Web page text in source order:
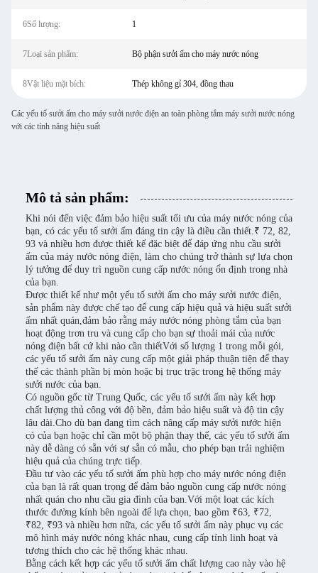
6Số lượng: 1
7Loại sản phẩm: Bộ phận sưởi ấm cho máy nước nóng
8Vật liệu mặt bích: Thép không gỉ 304, đồng thau
Các yếu tố sưởi ấm cho máy sưởi nước điện an toàn phòng tắm máy sưởi nước nóng
với các tính năng hiệu suất
Mô tả sản phẩm:
Khi nói đến việc đảm bảo hiệu suất tối ưu của máy nước nóng của
bạn, có các yếu tố sưởi ấm đáng tin cậy là điều cần thiết.₹ 72, 82,
93 và nhiều hơn được thiết kế đặc biệt để đáp ứng nhu cầu sưởi
ấm của máy nước nóng điện, làm cho chúng trở thành sự lựa chọn
lý tưởng để duy trì nguồn cung cấp nước nóng ổn định trong nhà
của bạn.
Được thiết kế như một yếu tố sưởi ấm cho máy sưởi nước điện,
sản phẩm này được chế tạo để cung cấp hiệu quả và hiệu suất sưởi
ấm nhất quán,đảm bảo rằng máy nước nóng phòng tắm của bạn
hoạt động trơn tru và cung cấp cho bạn sự thoải mái của nước
nóng điện bất cứ khi nào cần thiếtVới số lượng 1 trong mỗi gói,
các yếu tố sưởi ấm này cung cấp một giải pháp thuận tiện để thay
thế các thành phần bị mòn hoặc bị trục trặc trong hệ thống máy
sưởi nước của bạn.
Có nguồn gốc từ Trung Quốc, các yếu tố sưởi ấm này kết hợp
chất lượng thủ công với độ bền, đảm bảo hiệu suất và độ tin cậy
lâu dài.Cho dù bạn đang tìm cách nâng cấp máy sưởi nước hiện
có của bạn hoặc chỉ cần một bộ phận thay thế, các yếu tố sưởi ấm
này dễ dàng có sẵn với sự sẵn có mẫu, cho phép bạn trải nghiệm
hiệu quả của chúng trực tiếp.
Đầu tư vào các yếu tố sưởi ấm phù hợp cho máy nước nóng điện
của bạn là rất quan trọng để đảm bảo nguồn cung cấp nước nóng
nhất quán cho nhu cầu gia đình của bạn.Với một loạt các kích
thước đường kính bên ngoài để lựa chọn, bao gồm ₹63, ₹72,
₹82, ₹93 và nhiều hơn nữa, các yếu tố sưởi ấm này phục vụ các
mô hình máy nước nóng khác nhau, cung cấp tính linh hoạt và
tương thích cho các hệ thống khác nhau.
Bằng cách kết hợp các yếu tố sưởi ấm chất lượng cao này vào hệ